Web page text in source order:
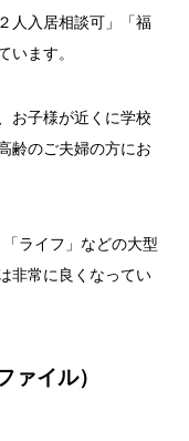
人入居相談可」「福
います。
お子様が近くに学校
齢のご夫婦の方にお
ライフ」などの大型
非常に良くなってい
ァイル）